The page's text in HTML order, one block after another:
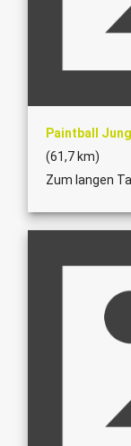
Paintball
(61,7 km)
Zum langen